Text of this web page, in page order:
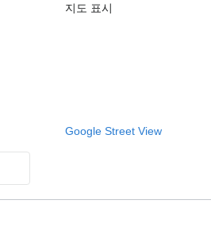
지도 표시
Google Street View